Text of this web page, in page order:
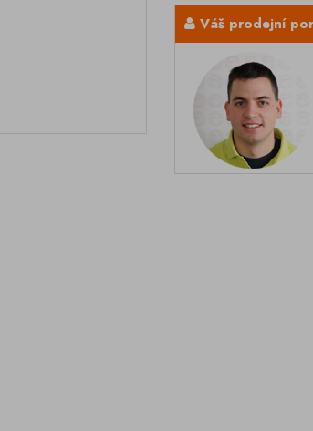
Váš prodejní